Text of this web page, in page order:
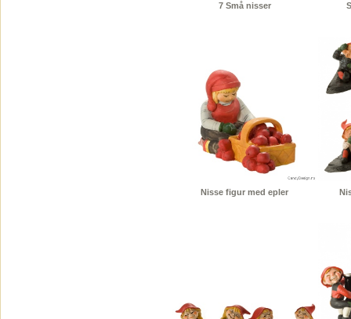
7 Små nisser
Nisse figur med epler